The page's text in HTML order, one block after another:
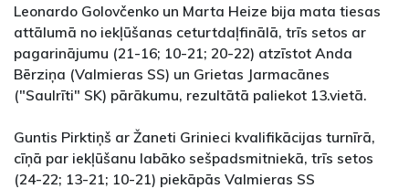
Leonardo Golovčenko un Marta Heize bija mata tiesas
attālumā no iekļūšanas ceturtdaļfinālā, trīs setos ar
pagarinājumu (21-16; 10-21; 20-22) atzīstot Anda
Bērziņa (Valmieras SS) un Grietas Jarmacānes
("Saulrīti" SK) pārākumu, rezultātā paliekot 13.vietā.
Guntis Pirktiņš ar Žaneti Grinieci kvalifikācijas turnīrā,
cīņā par iekļūšanu labāko sešpadsmitniekā, trīs setos
(24-22; 13-21; 10-21) piekāpās Valmieras SS